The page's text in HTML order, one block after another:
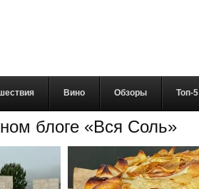
Вино Обзоры Топ-5
блоге «Вся Соль»